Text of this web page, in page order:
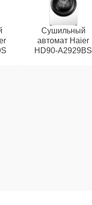
Сушильный
автомат Haier
HD90-A2929BS